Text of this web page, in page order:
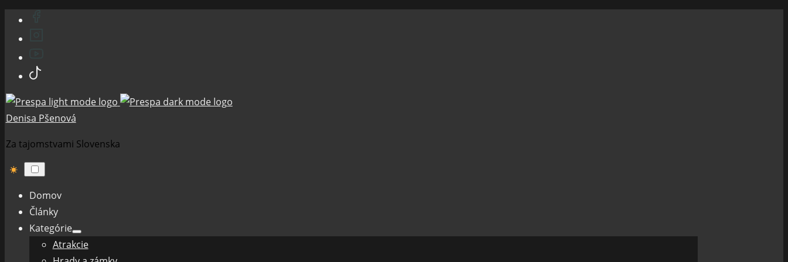
Skip
Denisa Pšenová
Za tajomstvami Slovenska
Domov
Články
Kategórie
Show
sub
Atrakcie